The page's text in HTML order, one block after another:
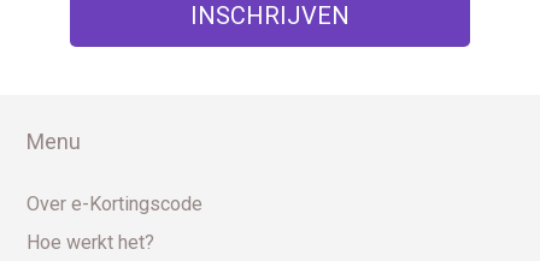
Menu
Over e-Kortingscode
Hoe werkt het?